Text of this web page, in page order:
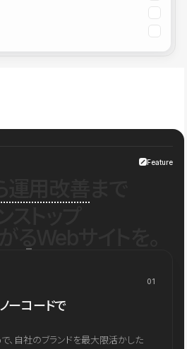
Feature
01
ーコードで
、自社のブランドを最大限活かした